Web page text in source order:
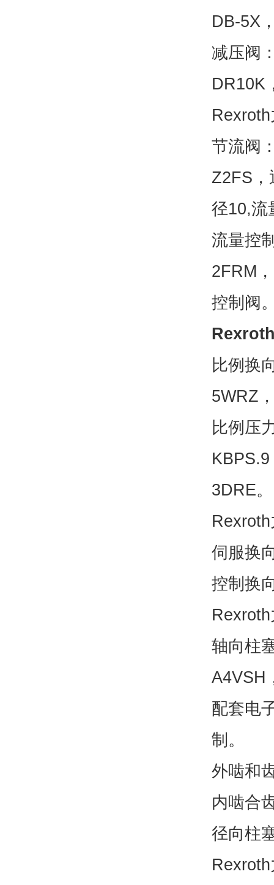
DB-5X
减压阀
节流阀
Z2FS，
径10,流
流量控
2FRM
控制阀
比例换
5WRZ
比例压
3DRE
伺服换
控制换
轴向柱
A4VSH
配套电
制。
外啮和
内啮合
径向柱